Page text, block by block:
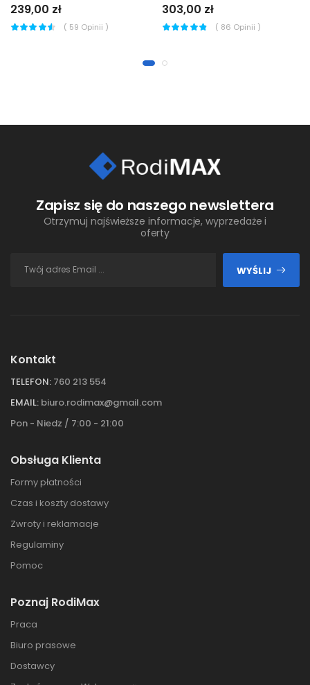
239,00 zł
( 59 Opinii )
303,00 zł
( 86 Opinii )
Zapisz się do naszego newslettera
Otrzymuj najświeższe informacje, wyprzedaże i
oferty
WYŚLIJ
Kontakt
TELEFON: 760 213 554
EMAIL: biuro.rodimax@gmail.com
Pon - Niedz / 7:00 - 21:00
Obsługa Klienta
Formy płatności
Czas i koszty dostawy
Zwroty i reklamacje
Regulaminy
Pomoc
Poznaj RodiMax
Praca
Biuro prasowe
Dostawcy